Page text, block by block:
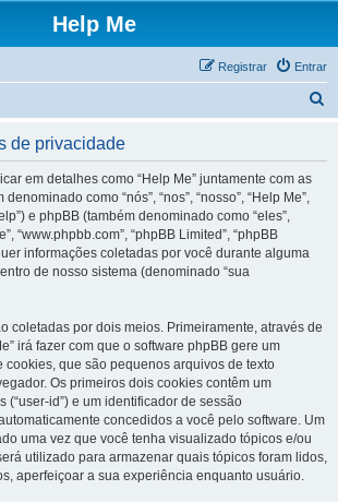
Help Me
Entrar
Registrar
de privacidade
em detalhes como “Help Me” juntamente com as
como “nós”, “nos”, “nosso”, “Help Me”,
e phpBB (também denominado como “eles”,
“www.phpbb.com”, “phpBB Limited”, “phpBB
informações coletadas por você durante alguma
de nosso sistema (denominado “sua
coletadas por dois meios. Primeiramente, através de
irá fazer com que o software phpBB gere um
cookies, que são pequenos arquivos de texto
Os primeiros dois cookies contêm um
(“user-id”) e um identificador de sessão
concedidos a você pelo software. Um
uma vez que você tenha visualizado tópicos e/ou
utilizado para armazenar quais tópicos foram lidos,
aperfeiçoar a sua experiência enquanto usuário.